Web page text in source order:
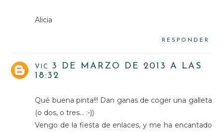
Alicia
RESPONDER
VIC
3 DE MARZO DE 2013 A LAS
18:32
Qué buena pinta!!! Dan ganas de coger una galleta
(o dos, o tres... :-))
Vengo de la fiesta de enlaces, y me ha encantado